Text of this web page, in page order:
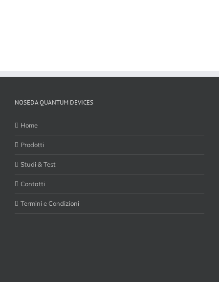
NOSEDA QUANTUM DEVICES
Home
Prodotti
Studi & Test
Contatti
Termini e Condizioni